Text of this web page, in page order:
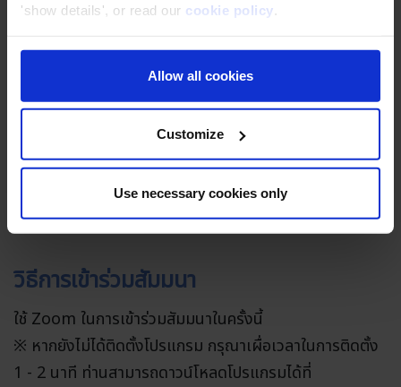
'show details', or read our cookie policy.
Allow all cookies
Customize
Use necessary cookies only
Classmethod (Thailand) Co., Ltd.
ーSales and Marketingof
Classmethod (Thailand) Co., Ltd.
วิธีการเข้าร่วมสัมมนา
ใช้ Zoom ในการเข้าร่วมสัมมนาในครั้งนี้
※ หากยังไม่ได้ติดตั้งโปรแกรม กรุณาเผื่อเวลาในการติดตั้ง
1 - 2 นาที ท่านสามารถดาวน์โหลดโปรแกรมได้ที่